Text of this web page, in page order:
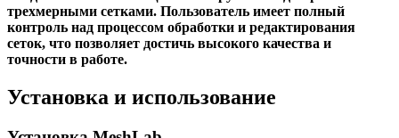
трехмерными сетками. Пользователь имеет полный
контроль над процессом обработки и редактирования
сеток, что позволяет достичь высокого качества и
точности в работе.
Установка и использование